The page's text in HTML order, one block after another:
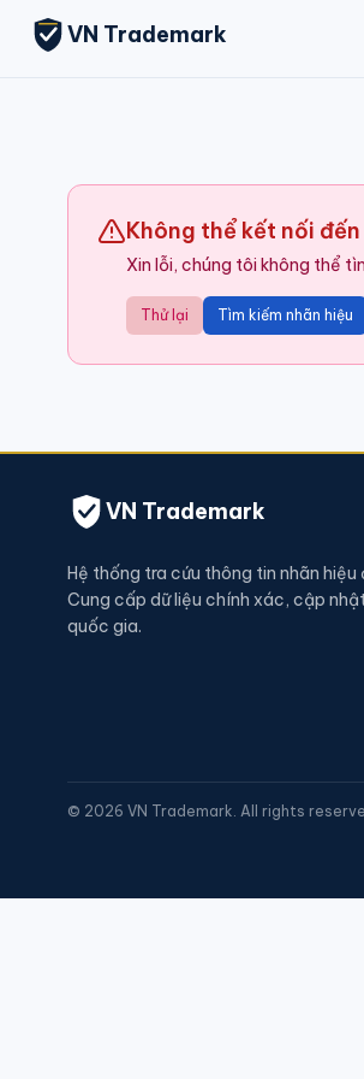
VN Trademark
Không thể kết nối
Xin lỗi, chúng tôi không thể
Thử lại Tìm kiếm nhãn hiệu
VN Trademark
Hệ thống tra cứu thông tin nhãn hiệu
Cung cấp dữ liệu chính xác, cập
quốc gia.
© 2026 VN Trademark. All rights